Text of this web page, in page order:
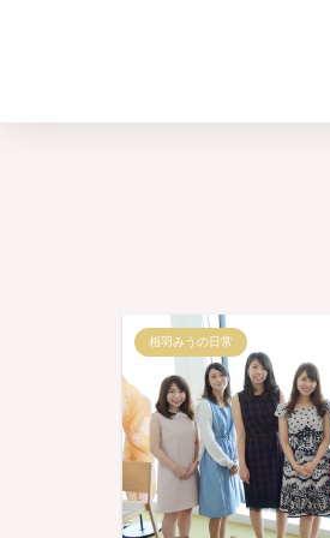
相羽みうの日常